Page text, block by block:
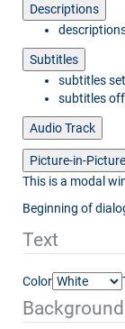
Descriptions
Subtitles
subtitles
subtitles off
Audio Track
Picture-in-Picture
This is a modal
Beginning of
Text
Color
Background